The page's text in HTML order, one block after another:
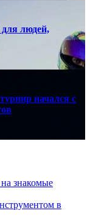
людей,
начался с
знакомые
в